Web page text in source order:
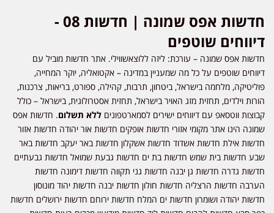
חדשות אפס שמונה | חדשות 08 -
דיווחים שוטפים
חדשות אפס שמונה – עורכת: ליזה ללוצאשווילי. אתר חדשות מוביל עם
דיווחים שוטפים על כל מה שמעניין במדינה – אקטואליה, יוקר המחייה,
פוליטיקה, מלחמה בישראל, ביטחון, תרבות, קהילה, ספורט, בריאות, צרכנות,
הורות וילדים, תחזית מזג האויר בישראל, תחזית אסטרולוגית, בישראל – כולל
קבוצות ווטסאפ עם דיווחים ישירים לסמארטפונים ללא תשלום. חדשות אפס
שמונה הינו אתר מקומי אזורי חדשות אופקים חדשות אור יהודה חדשות אזור
חדשות אילת חדשות אשדוד חדשות אשקלון חדשות באר יעקב חדשות באר
שבע חדשות בית שמש חדשות בת ים חדשות גבעת שמואל חדשות גבעתיים
חדשות גדרה חדשות גן יבנה חדשות גני תקווה חדשות דימונה חדשות
הערבה חדשות הרצליה חדשות חולון חדשות יבנה חדשות יהוד מונוסון
חדשות יהודה ושומרון חדשות ים המלח חדשות ירוחם חדשות ירושלים חדשות